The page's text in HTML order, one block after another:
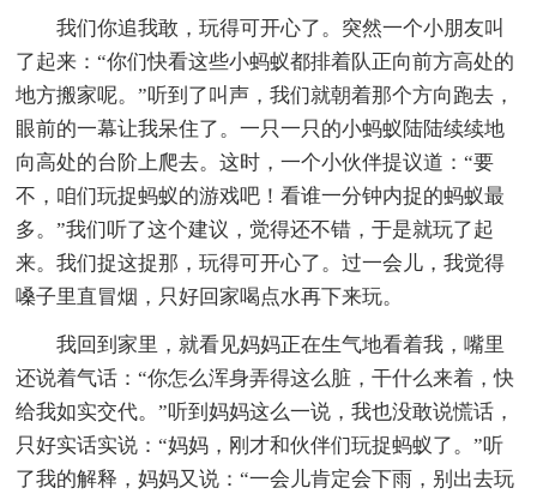
我们你追我敢，玩得可开心了。突然一个小朋友叫
了起来：“你们快看这些小蚂蚁都排着队正向前方高处的
地方搬家呢。”听到了叫声，我们就朝着那个方向跑去，
眼前的一幕让我呆住了。一只一只的小蚂蚁陆陆续续地
向高处的台阶上爬去。这时，一个小伙伴提议道：“要
不，咱们玩捉蚂蚁的游戏吧！看谁一分钟内捉的蚂蚁最
多。”我们听了这个建议，觉得还不错，于是就玩了起
来。我们捉这捉那，玩得可开心了。过一会儿，我觉得
嗓子里直冒烟，只好回家喝点水再下来玩。
我回到家里，就看见妈妈正在生气地看着我，嘴里
还说着气话：“你怎么浑身弄得这么脏，干什么来着，快
给我如实交代。”听到妈妈这么一说，我也没敢说慌话，
只好实话实说：“妈妈，刚才和伙伴们玩捉蚂蚁了。”听
了我的解释，妈妈又说：“一会儿肯定会下雨，别出去玩